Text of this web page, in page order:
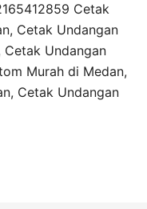
Cetak
Cetak Undangan
Cetak Undangan
Murah di Medan,
Cetak Undangan